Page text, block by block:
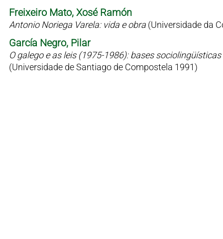
Freixeiro Mato, Xosé Ramón
Antonio Noriega Varela: vida e obra (Universidade da
García Negro, Pilar
O galego e as leis (1975-1986): bases
(Universidade de Santiago de Compostela 1991)